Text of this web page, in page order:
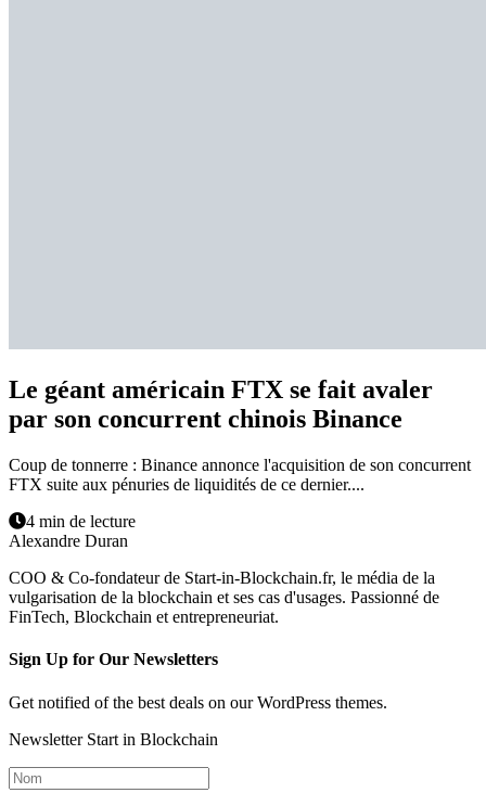
Le géant américain FTX se fait avaler
par son concurrent chinois Binance
Coup de tonnerre : Binance annonce l'acquisition de son concurrent
FTX suite aux pénuries de liquidités de ce dernier....
4 min de lecture
Alexandre Duran
COO & Co-fondateur de Start-in-Blockchain.fr, le média de la
vulgarisation de la blockchain et ses cas d'usages. Passionné de
FinTech, Blockchain et entrepreneuriat.
Sign Up for Our Newsletters
Get notified of the best deals on our WordPress themes.
Newsletter Start in Blockchain